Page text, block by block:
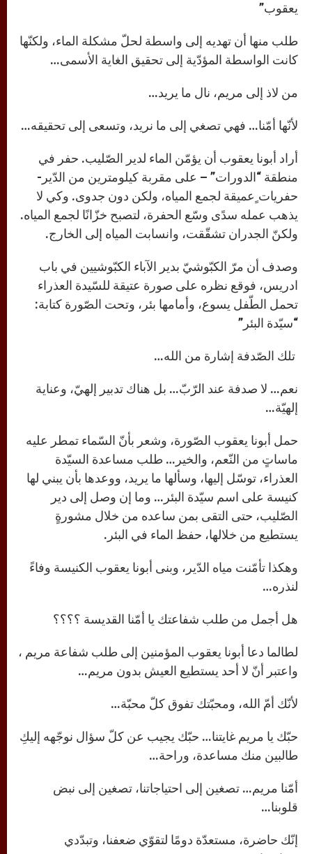
يعقوب”
طلب منها أن تهديه إلى واسطة لحلّ مشكلة الماء، ولكنّها
كانت الواسطة المؤدّية إلى تحقيق الغاية الأسمى…
من لاذ إلى مريم، نال ما يريد…
لأنّها أمّنا… فهي تصغي إلى ما نريد، وتسعى إلى تحقيقه…
أراد أبونا يعقوب أن يؤمّن الماء لدير الصّليب. حفر في
منطقة “الدورات” – على مقربة كيلومترين من الدّير-
حفريات ٍعميقة لجمع المياه، ولكن دون جدوى. وكي لا
يذهب عمله سدًى وسّع الحفرة، لتصبح خزّانًا لجمع المياه.
ولكنّ الجدران تشقّقت، وانسابت المياه إلى الخارج.
وصدف أن مرّ الكبّوشيّ بدير الآباء الكبّوشيين في باب
ادريس، فوقع نظره على صورة عتيقة للسّيدة العذراء
تحمل الطّفل يسوع، وأمامها بئر، وتحت الصّورة كتابة:
“سيّدة البئر”
تلك الصّدفة إشارة من الله…
نعم… لا صدفة عند الرّبّ… بل هناك تدبير إلهيّ، وعناية
إلهيّة…
حمل أبونا يعقوب الصّورة، وشعر بأنّ السّماء تمطر عليه
ماساتٍ من النّعم، والخير… طلب مساعدة السيّدة
العذراء، توسّل إليها، وسألها ما يريد، ووعدها بأن يبني لها
كنيسة على اسم سيّدة البئر… وما إن وصل إلى دير
الصّليب، حتى التقى بمن ساعده من خلال مشورةٍ
يستطيع من خلالها، حفظ الماء في البئر.
وهكذا تأمّنت مياه الدّير، وبنى أبونا يعقوب الكنيسة وفاءً
لنذره…
هل أجمل من طلب شفاعتك يا أمّنا القديسة ؟؟؟؟
لطالما دعا أبونا يعقوب المؤمنين إلى طلب شفاعة مريم ،
واعتبر أنّ لا أحد يستطيع العيش بدون مريم…
لأنّك أمّ الله، ومحبّتك تفوق كلّ محبّة…
حبّك يا مريم غايتنا… حبّك يجيب عن كلّ سؤال نوجّهه إليكِ
طالبين منك مساعدة، وراحة…
أمّنا مريم… تصغين إلى احتياجاتنا، تصغين إلى نبض
قلوبنا…
إنّك حاضرة، مستعدّة دومًا لتقوّي ضعفنا، وتبدّدي